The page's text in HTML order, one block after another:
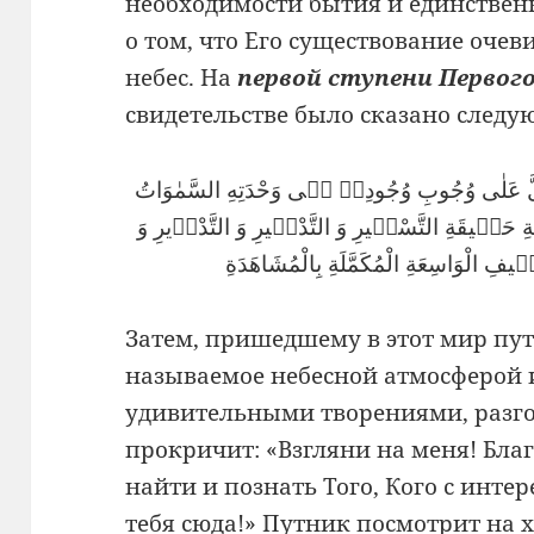
о том, что Его существование
небес. Напервой ступени
свидетельстве было сказано
دَلَّ عَلٰى وُجُوبِ وُجُودِهٖ فٖى وَحْدَتِهِ السَّمٰوَاتُ
التَّسْخٖيرِ وَ التَّدْبٖيرِ وَ التَّدْوٖيرِ وَ
الْوَاسِعَةِ الْمُكَمَّلَةِ بِالْمُشَاهَدَةِ
Затем, пришедшему в этот мир
называемое небесной
удивительными творениями,
прокричит: «Взгляни на меня!
найти и познать Того, Кого с
тебя сюда!» Путник посмотрит на